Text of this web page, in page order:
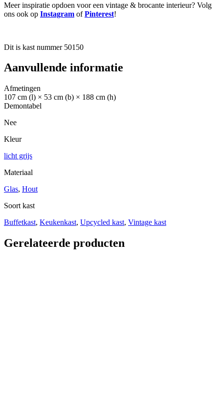
Meer inspiratie opdoen voor een vintage & brocante interieur? Volg
ons ook op Instagram ofPinterest!
Dit is kast nummer 50150
Aanvullende informatie
Afmetingen
107 cm (l) × 53 cm (b) × 188 cm (h)
Demontabel
Nee
Kleur
licht grijs
Materiaal
Glas, Hout
Soort kast
Buffetkast, Keukenkast, Upcycled kast, Vintage kast
Gerelateerde producten